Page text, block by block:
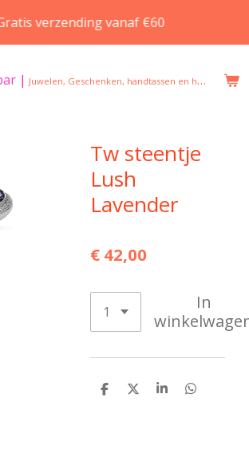
verzending vanaf €60
| Juwelen, Geschenken, handtassen en huisgeuren in Beveren
Tw steentje
Lush
Lavender
€ 42,00
In
D
D
S
D